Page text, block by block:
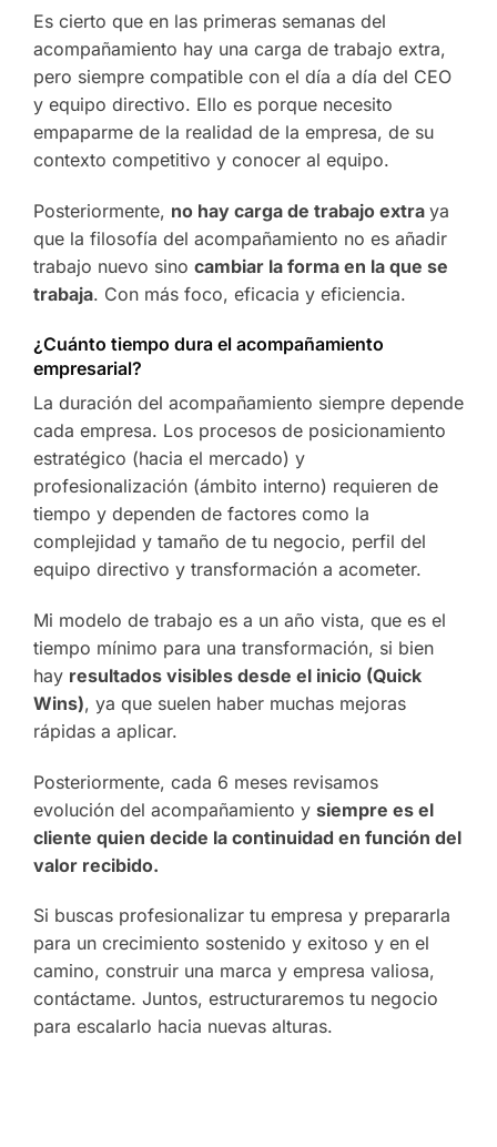
Es cierto que en las primeras semanas del
acompañamiento hay una carga de trabajo extra,
pero siempre compatible con el día a día del CEO
y equipo directivo. Ello es porque necesito
empaparme de la realidad de la empresa, de su
contexto competitivo y conocer al equipo.
Posteriormente, no hay carga de trabajo extra ya
que la filosofía del acompañamiento no es añadir
trabajo nuevo sino cambiar la forma en la que se
trabaja. Con más foco, eficacia y eficiencia.
¿Cuánto tiempo dura el acompañamiento
empresarial?
La duración del acompañamiento siempre depende
cada empresa. Los procesos de posicionamiento
estratégico (hacia el mercado) y
profesionalización (ámbito interno) requieren de
tiempo y dependen de factores como la
complejidad y tamaño de tu negocio, perfil del
equipo directivo y transformación a acometer.
Mi modelo de trabajo es a un año vista, que es el
tiempo mínimo para una transformación, si bien
hay resultados visibles desde el inicio (Quick
Wins), ya que suelen haber muchas mejoras
rápidas a aplicar.
Posteriormente, cada 6 meses revisamos
evolución del acompañamiento y siempre es el
cliente quien decide la continuidad en función del
valor recibido.
Si buscas profesionalizar tu empresa y prepararla
para un crecimiento sostenido y exitoso y en el
camino, construir una marca y empresa valiosa,
contáctame. Juntos, estructuraremos tu negocio
para escalarlo hacia nuevas alturas.